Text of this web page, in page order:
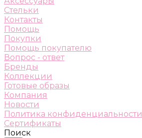
Стельки
Контакты
Помощь
Покупки
Помощь покупателю
Вопрос - ответ
Бренды
Коллекции
Готовые образы
Компания
Новости
Политика конфиденциальности
Сертификаты
Поиск